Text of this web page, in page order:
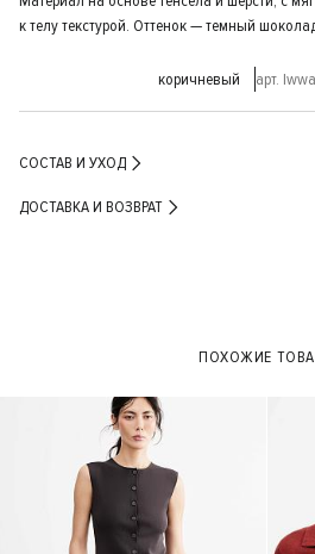
к телу текстурой. Оттенок — темный
коричневый арт.
СОСТАВ И УХОД
ДОСТАВКА И ВОЗВРАТ
ПОХОЖИЕ